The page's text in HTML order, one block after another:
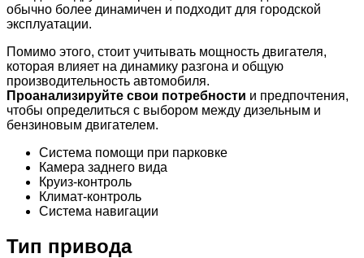
обычно более динамичен и подходит для городской
эксплуатации.
Помимо этого, стоит учитывать мощность двигателя,
которая влияет на динамику разгона и общую
производительность автомобиля.
Проанализируйте свои потребности и предпочтения,
чтобы определиться с выбором между дизельным и
бензиновым двигателем.
Система помощи при парковке
Камера заднего вида
Круиз-контроль
Климат-контроль
Система навигации
Тип привода